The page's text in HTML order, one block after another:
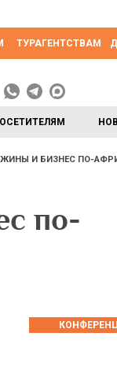
ТУРАГЕНТСТВАМ
И БИЗНЕС ПО-
по-